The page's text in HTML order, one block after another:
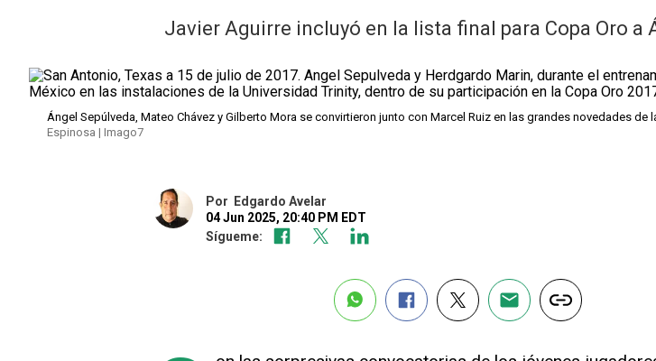
Javier Aguirre incluyó en la lista final para Copa Oro a
Ángel Sepúlveda, Mateo Chávez y Gilberto Mora se convirtieron junto con Marcel Ruiz en las grandes novedades de
Espinosa | Imago7
Por
Edgardo Avelar
04 Jun 2025, 20:40 PM EDT
Sígueme: